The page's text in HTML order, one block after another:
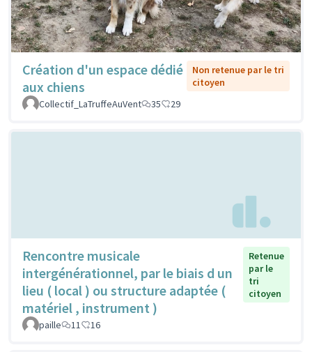
Création d'un espace dédié
aux chiens
Non retenue par le tri
citoyen
Collectif_LaTruffeAuVent
35 29
Rencontre musicale
intergénérationnel, par le biais d un
lieu ( local ) ou structure adaptée (
matériel , instrument )
Retenue
par le
tri
citoyen
paille 11 16